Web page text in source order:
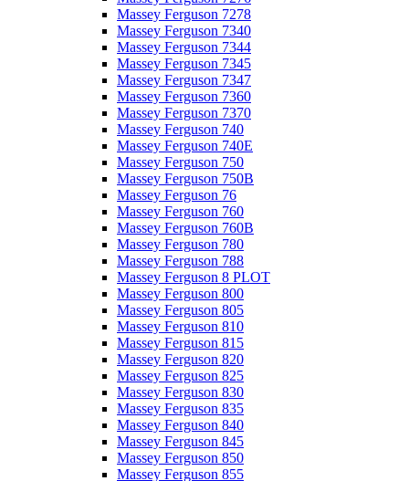
Massey Ferguson 7278
Massey Ferguson 7340
Massey Ferguson 7344
Massey Ferguson 7345
Massey Ferguson 7347
Massey Ferguson 7360
Massey Ferguson 7370
Massey Ferguson 740
Massey Ferguson 740E
Massey Ferguson 750
Massey Ferguson 750B
Massey Ferguson 76
Massey Ferguson 760
Massey Ferguson 760B
Massey Ferguson 780
Massey Ferguson 788
Massey Ferguson 8 PLOT
Massey Ferguson 800
Massey Ferguson 805
Massey Ferguson 810
Massey Ferguson 815
Massey Ferguson 820
Massey Ferguson 825
Massey Ferguson 830
Massey Ferguson 835
Massey Ferguson 840
Massey Ferguson 845
Massey Ferguson 850
Massey Ferguson 855